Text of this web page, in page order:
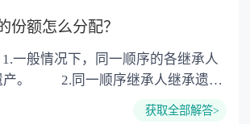
承发生纠纷，可以对遗产继承进行
份额怎么分配？
继承遗产
获取全部解答>